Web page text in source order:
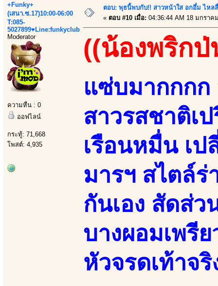
+Funky+
(เสนา.ซ.17)10:00-06:00
T:085-
5027899♥Line:funkyclub
Moderator
ความหื่น : 0
ออฟไลน์
กระทู้: 71,668
โพสต์: 4,935
ตอบ: พุธนี้พบกับ!! สาวหน้าใส อกอึ๋ม ไหล
« ตอบ #10 เมื่อ: 04:36:44 AM 18 มกราค
((น้องพริกป่
แซ่บมากกกก
สาวรสชาติเ
เรือนหมื่น เป
มารฯ สไตล์ร่
กันเอง สัดส่ว
บางผอมเพรี
หัวจรดเท้าจริ